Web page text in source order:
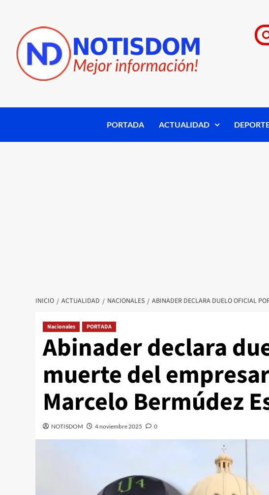
PORTADA ACTUALIDAD
INICIO ACTUALIDAD NACIONALES ABINADER DECLARA DUELO OFICIAL
Nacionales PORTADA
Abinader declara
muerte del
Marcelo Bermúdez
NOTISDOM 4 noviembre 2025 0